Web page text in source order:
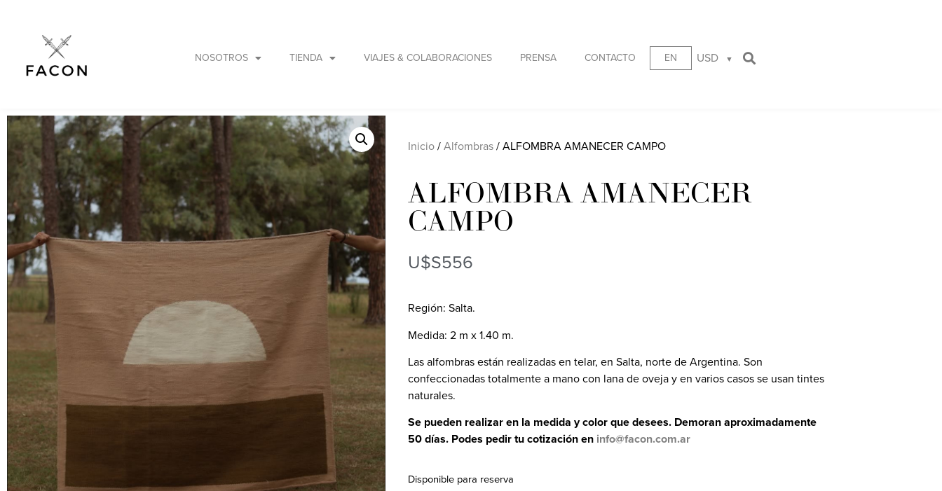
NOSOTROS TIENDA VIAJES & COLABORACIONES PRENSA CONTACTO EN USD
Inicio / Alfombras / ALFOMBRA AMANECER CAMPO
ALFOMBRA AMANECER
CAMPO
U$S556
Región: Salta.
Medida: 2 m x 1.40 m.
Las alfombras están realizadas en telar, en Salta, norte de Argentina. Son
confeccionadas totalmente a mano con lana de oveja y en varios casos se usan tintes
naturales.
Se pueden realizar en la medida y color que desees. Demoran aproximadamente
50 días. Podes pedir tu cotización en info@facon.com.ar
Disponible para reserva